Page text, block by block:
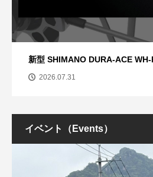
新型 SHIMANO DURA-ACE
2026.07.31
イベント（Events）